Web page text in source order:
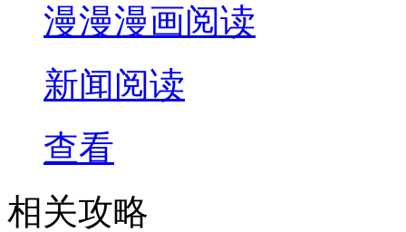
漫漫漫画阅读
新闻阅读
查看
相关攻略